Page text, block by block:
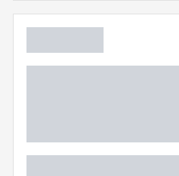
Dartspieler